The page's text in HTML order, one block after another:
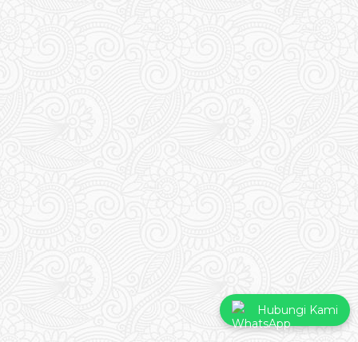
Hubungi Kami